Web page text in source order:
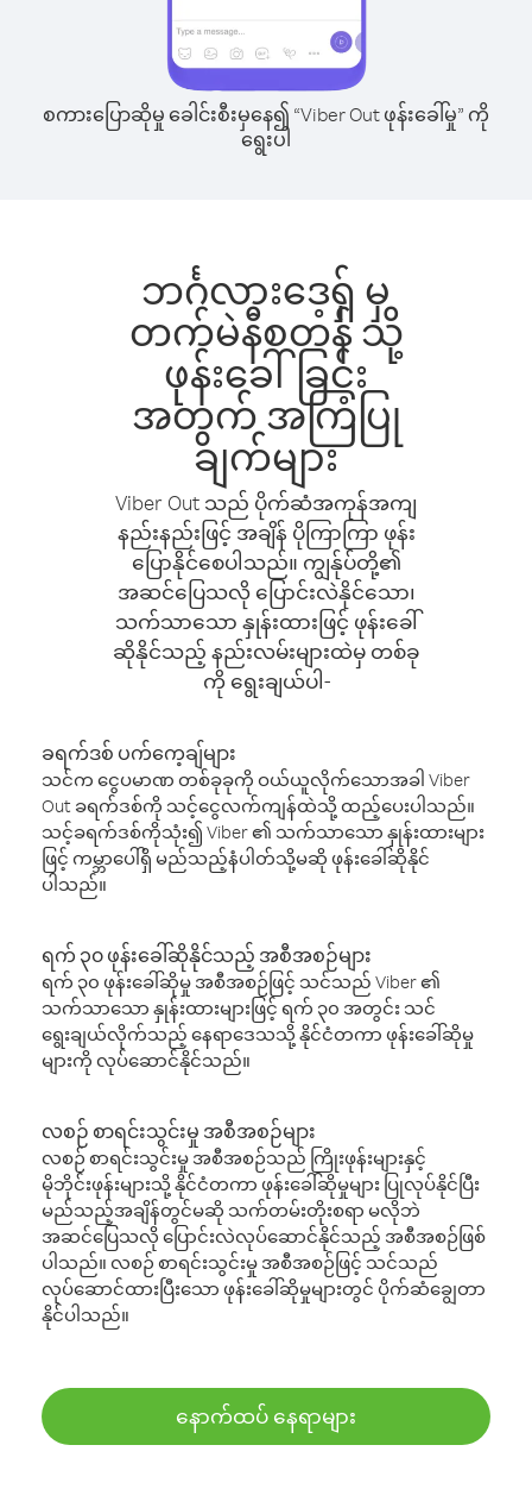
စကားပြောဆိုမှု ခေါင်းစီးမှနေ၍ “Viber Out ဖုန်းခေါ်မှု” ကို
ရွေးပါ
ဘင်္ဂလားဒေ့ရှ် မှ
တက်မဲနီစတန် သို့
ဖုန်းခေါ်ခြင်း
အတွက် အကြံပြု
ချက်များ
Viber Out သည် ပိုက်ဆံအကုန်အကျ
နည်းနည်းဖြင့် အချိန် ပိုကြာကြာ ဖုန်း
ပြောနိုင်စေပါသည်။ ကျွန်ုပ်တို့၏
အဆင်ပြေသလို ပြောင်းလဲနိုင်သော၊
သက်သာသော နှုန်းထားဖြင့် ဖုန်းခေါ်
ဆိုနိုင်သည့် နည်းလမ်းများထဲမှ တစ်ခု
ကို ရွေးချယ်ပါ-
ခရက်ဒစ် ပက်ကေ့ချ်များ
သင်က ငွေပမာဏ တစ်ခုခုကို ဝယ်ယူလိုက်သောအခါ Viber
Out ခရက်ဒစ်ကို သင့်ငွေလက်ကျန်ထဲသို့ ထည့်ပေးပါသည်။
သင့်ခရက်ဒစ်ကိုသုံး၍ Viber ၏ သက်သာသော နှုန်းထားများ
ဖြင့် ကမ္ဘာပေါ်ရှိ မည်သည့်နံပါတ်သို့မဆို ဖုန်းခေါ်ဆိုနိုင်
ပါသည်။
ရက် ၃၀ ဖုန်းခေါ်ဆိုနိုင်သည့် အစီအစဉ်များ
ရက် ၃၀ ဖုန်းခေါ်ဆိုမှု အစီအစဉ်ဖြင့် သင်သည် Viber ၏
သက်သာသော နှုန်းထားများဖြင့် ရက် ၃၀ အတွင်း သင်
ရွေးချယ်လိုက်သည့် နေရာဒေသသို့ နိုင်ငံတကာ ဖုန်းခေါ်ဆိုမှု
များကို လုပ်ဆောင်နိုင်သည်။
လစဉ် စာရင်းသွင်းမှု အစီအစဉ်များ
လစဉ် စာရင်းသွင်းမှု အစီအစဉ်သည် ကြိုးဖုန်းများနှင့်
မိုဘိုင်းဖုန်းများသို့ နိုင်ငံတကာ ဖုန်းခေါ်ဆိုမှုများ ပြုလုပ်နိုင်ပြီး
မည်သည့်အချိန်တွင်မဆို သက်တမ်းတိုးစရာ မလိုဘဲ
အဆင်ပြေသလို ပြောင်းလဲလုပ်ဆောင်နိုင်သည့် အစီအစဉ်ဖြစ်
ပါသည်။ လစဉ် စာရင်းသွင်းမှု အစီအစဉ်ဖြင့် သင်သည်
လုပ်ဆောင်ထားပြီးသော ဖုန်းခေါ်ဆိုမှုများတွင် ပိုက်ဆံချွေတာ
နိုင်ပါသည်။
နောက်ထပ် နေရာများ